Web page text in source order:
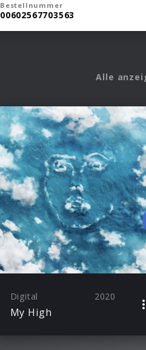
Bestellnummer
00602567703563
Alle
Digital 2020
My High